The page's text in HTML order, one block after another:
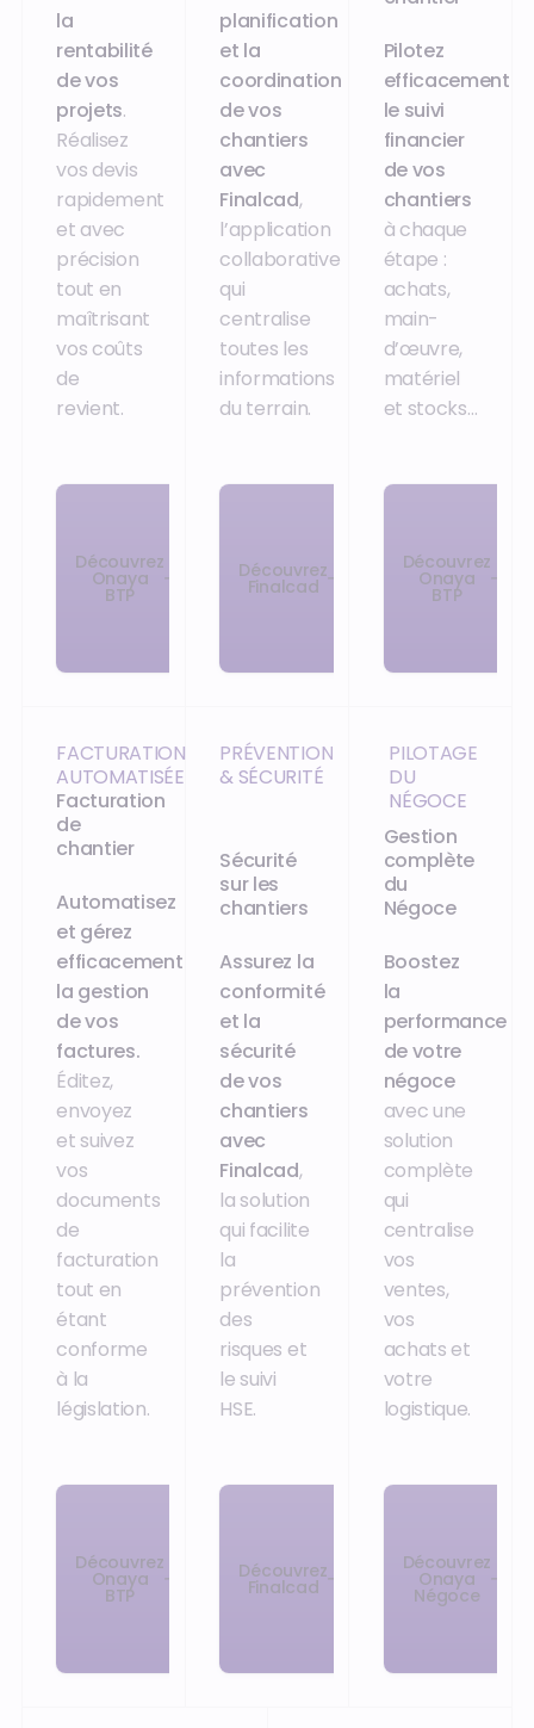
la
rentabilité
de vos
projets.
Réalisez
vos devis
rapidement
et avec
précision
tout en
maîtrisant
vos coûts
de
revient.
Découvrez
Onaya
BTP
planification
et la
coordination
de vos
chantiers
avec
Finalcad,
l’application
collaborative
qui
centralise
toutes les
informations
du terrain.
Découvrez
Finalcad
Pilotez
efficacement
le suivi
financier
de vos
chantiers
à chaque
étape :
achats,
main-
d’œuvre,
matériel
et stocks…
Découvrez
Onaya
BTP
FACTURATION
AUTOMATISÉE
Facturation
de
chantier
Automatisez
et gérez
efficacement
la gestion
de vos
factures.
Éditez,
envoyez
et suivez
vos
documents
de
facturation
tout en
étant
conforme
à la
législation.
Découvrez
Onaya
BTP
PRÉVENTION
& SÉCURITÉ
Sécurité
sur les
chantiers
Assurez la
conformité
et la
sécurité
de vos
chantiers
avec
Finalcad,
la solution
qui facilite
la
prévention
des
risques et
le suivi
HSE.
Découvrez
Finalcad
PILOTAGE
DU
NÉGOCE
Gestion
complète
du
Négoce
Boostez
la
performance
de votre
négoce
avec une
solution
complète
qui
centralise
vos
ventes,
vos
achats et
votre
logistique.
Découvrez
Onaya
Négoce